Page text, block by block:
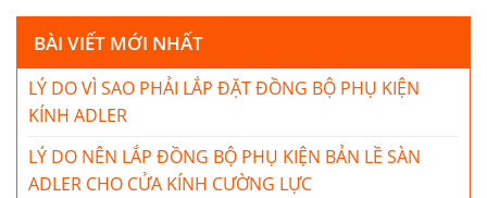
BÀI VIẾT MỚI NHẤT
LÝ DO VÌ SAO PHẢI LẮP ĐẶT ĐỒNG BỘ PHỤ KIỆN
KÍNH ADLER
LÝ DO NÊN LẮP ĐỒNG BỘ PHỤ KIỆN BẢN LỀ SÀN
ADLER CHO CỬA KÍNH CƯỜNG LỰC